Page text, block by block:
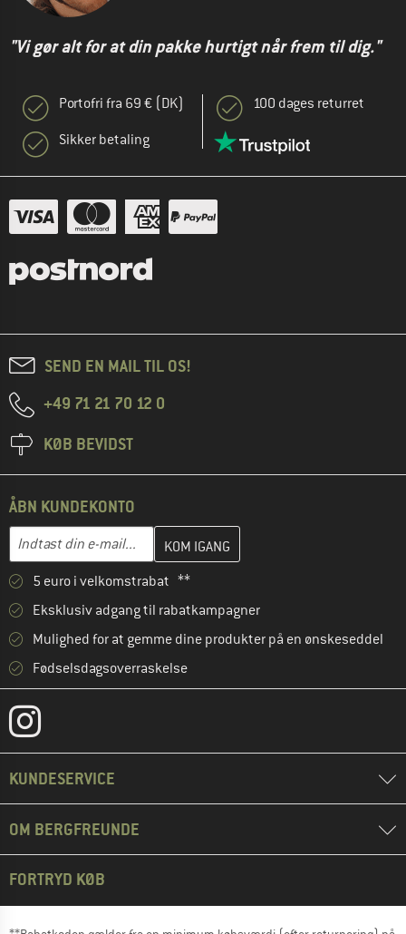
"Vi gør alt for at din pakke hurtigt når frem til dig."
Portofri fra 69 € (DK)
Sikker betaling
100 dages returret
SEND EN MAIL TIL OS!
+49 71 21 70 12 0
KØB BEVIDST
ÅBN KUNDEKONTO
E-mail-adresse
Indtast din e-mailadresse her, og opret i næste trin din
5 euro i velkomstrabat **
Eksklusiv adgang til rabatkampagner
Mulighed for at gemme dine produkter på en ønskeseddel
Fødselsdagsoverraskelse
KUNDESERVICE
OM BERGFREUNDE
FORTRYD KØB